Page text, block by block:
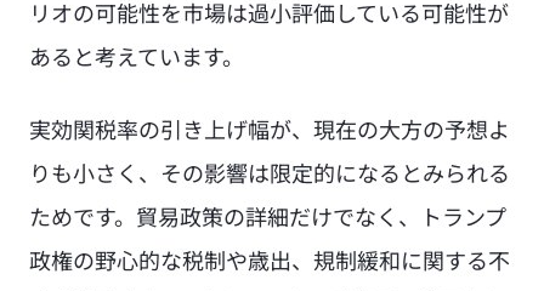
リオの可能性を市場は過小評価している可能性が
あると考えています。
実効関税率の引き上げ幅が、現在の大方の予想よ
りも小さく、その影響は限定的になるとみられる
ためです。貿易政策の詳細だけでなく、トランプ
政権の野心的な税制や歳出、規制緩和に関する不